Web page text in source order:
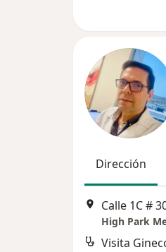
Dirección
Calle 1C #
High Park
Visita